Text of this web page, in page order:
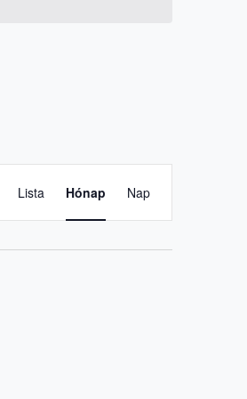
s
Lista Hónap Nap